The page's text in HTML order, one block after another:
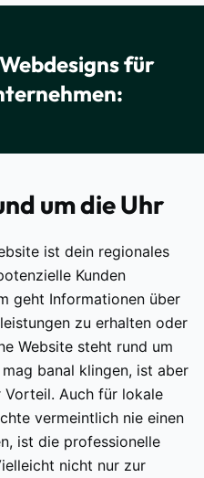
für
um die Uhr
ist dein regionales
Kunden
geht Informationen über
zu erhalten oder
Website steht rund um
banal klingen, ist aber
Auch für lokale
vermeintlich nie einen
ist die professionelle
nicht nur zur